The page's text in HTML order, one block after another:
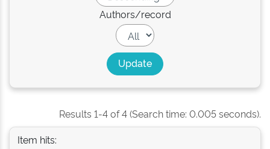
Authors/record
Results 1-4 of 4 (Search time: 0.005 seconds).
Item hits: